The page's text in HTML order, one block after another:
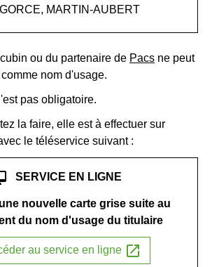
MARTIN-AUBERT
ou du partenaire de Pacs ne peut
nom d'usage.
pas obligatoire.
la faire, elle est à effectuer sur
le téléservice suivant :
SERVICE EN LIGNE
nouvelle carte grise suite au
du nom d'usage du titulaire
au service en ligne open_in_new